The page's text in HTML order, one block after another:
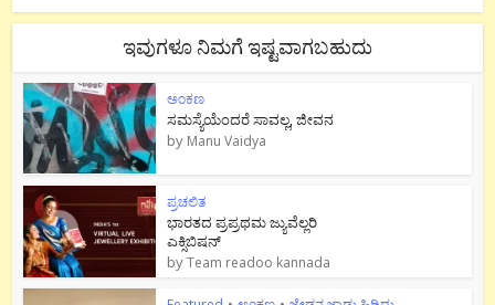
ಇವುಗಳೂ ನಿಮಗೆ ಇಷ್ಟವಾಗಬಹುದು
ಅಂಕಣ
ಸಮಸ್ಯೆಯೆಂದರೆ ಸಾವಲ್ಲ, ಜೀವನ
by Manu Vaidya
ಪ್ರಚಲಿತ
ಭಾರತದ ಪ್ರಪ್ರಥಮ ಜ್ಯುವೆಲ್ಲರಿ
ಎಕ್ಸಿಬಿಷನ್
byTeam readoo kannada